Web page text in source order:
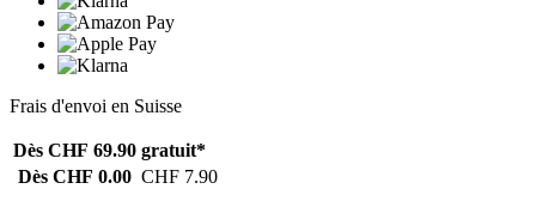
Frais d'envoi en Suisse
Dès CHF 69.90 gratuit*
Dès CHF 0.00 CHF 7.90